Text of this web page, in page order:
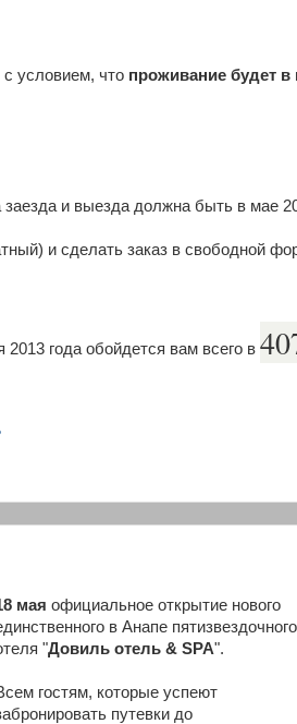
с условием, что проживание будет в
заезда и выезда должна быть в мае
и сделать заказ в свободной
года обойдется вам всего в
мая официальное открытие нового
в Анапе пятизвездочного
"Довиль отель & SPA".
гостям, которые успеют
путевки до